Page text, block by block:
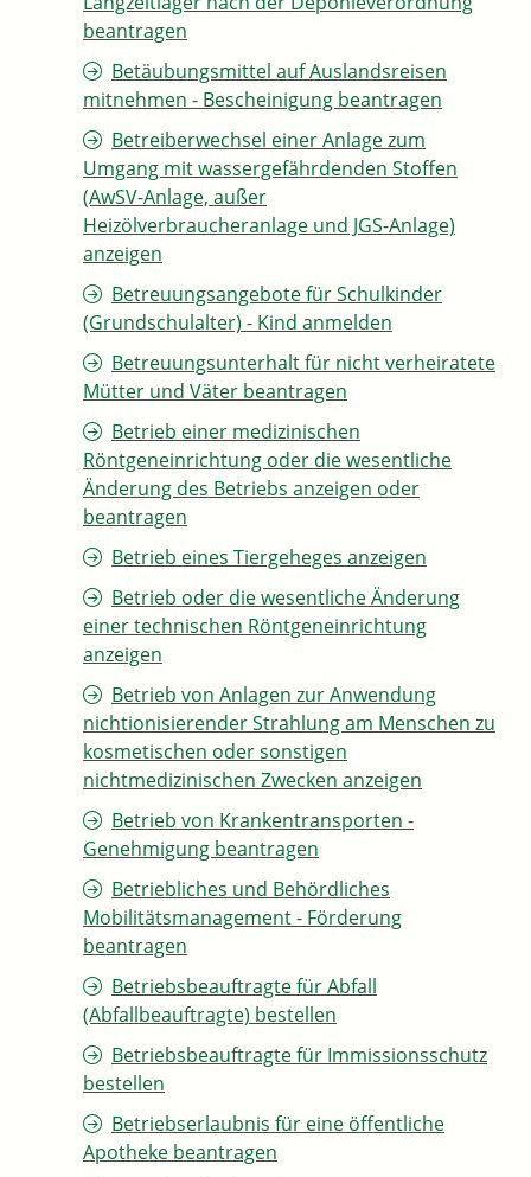
beantragen
Betäubungsmittel auf Auslandsreisen
mitnehmen - Bescheinigung beantragen
Betreiberwechsel einer Anlage zum
Umgang mit wassergefährdenden Stoffen
(AwSV-Anlage, außer
Heizölverbraucheranlage und JGS-Anlage)
anzeigen
Betreuungsangebote für Schulkinder
(Grundschulalter) - Kind anmelden
Betreuungsunterhalt für nicht verheiratete
Mütter und Väter beantragen
Betrieb einer medizinischen
Röntgeneinrichtung oder die wesentliche
Änderung des Betriebs anzeigen oder
beantragen
Betrieb eines Tiergeheges anzeigen
Betrieb oder die wesentliche Änderung
einer technischen Röntgeneinrichtung
anzeigen
Betrieb von Anlagen zur Anwendung
nichtionisierender Strahlung am Menschen zu
kosmetischen oder sonstigen
nichtmedizinischen Zwecken anzeigen
Betrieb von Krankentransporten -
Genehmigung beantragen
Betriebliches und Behördliches
Mobilitätsmanagement - Förderung
beantragen
Betriebsbeauftragte für Abfall
(Abfallbeauftragte) bestellen
Betriebsbeauftragte für Immissionsschutz
bestellen
Betriebserlaubnis für eine öffentliche
Apotheke beantragen